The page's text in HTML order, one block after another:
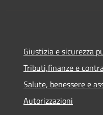
Giustizia e sicurezza
Tributi,finanze e
Salute, benessere e
Autorizzazioni